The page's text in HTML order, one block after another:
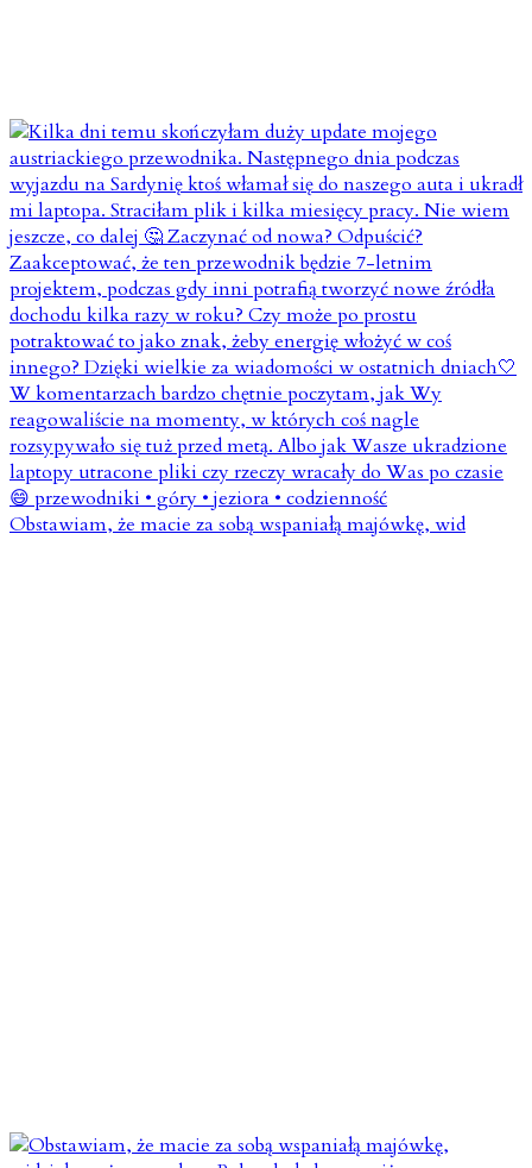
Obstawiam, że macie za sobą wspaniałą majówkę, wid